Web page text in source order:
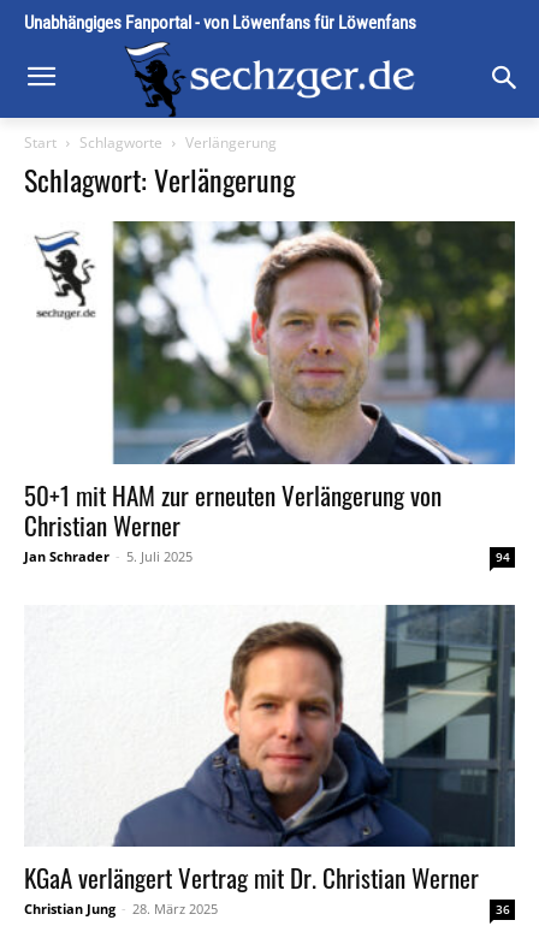
Unabhängiges Fanportal - von Löwenfans für Löwenfans
Start Schlagworte Verlängerung
Schlagwort: Verlängerung
50+1 mit HAM zur erneuten Verlängerung von
Christian Werner
Jan Schrader - 5. Juli 2025 94
KGaA verlängert Vertrag mit Dr. Christian Werner
Christian Jung - 28. März 2025 36